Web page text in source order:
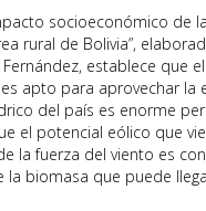
socioeconómico de
rural de Bolivia”,
establece que
apto para aprovechar la
del país es enorme
el potencial eólico que
la fuerza del viento es
la biomasa que puede